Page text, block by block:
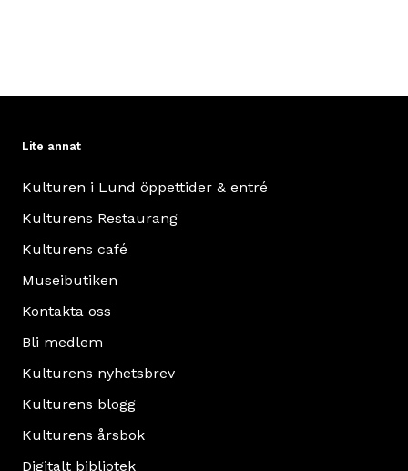
Lite annat
Kulturen i Lund öppettider & entré
Kulturens Restaurang
Kulturens café
Museibutiken
Kontakta oss
Bli medlem
Kulturens nyhetsbrev
Kulturens blogg
Kulturens årsbok
Digitalt bibliotek